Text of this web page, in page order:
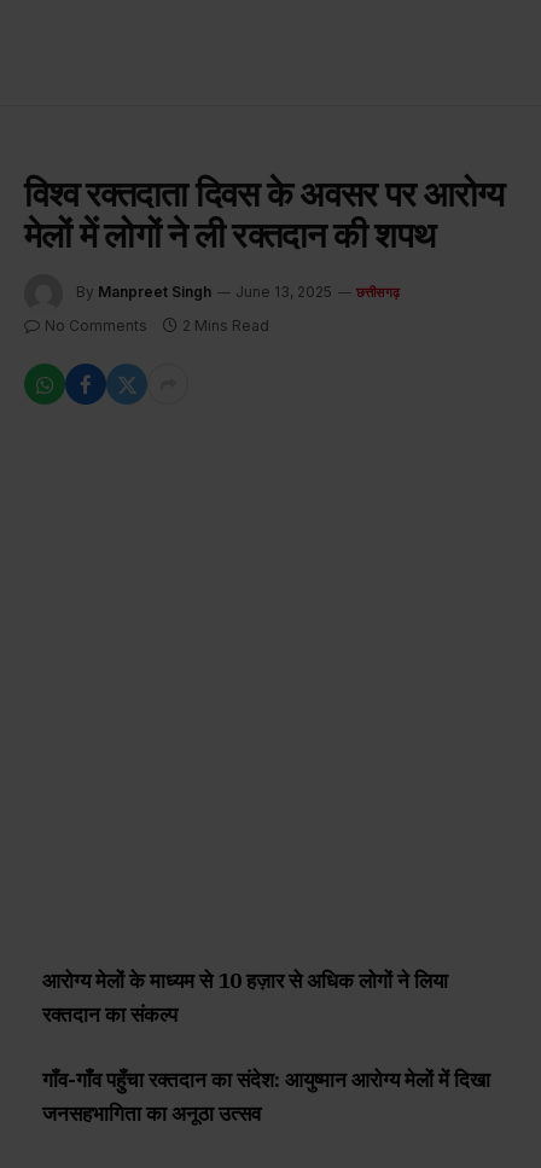
विश्व रक्तदाता दिवस के अवसर पर आरोग्य
मेलों में लोगों ने ली रक्तदान की शपथ
By Manpreet Singh June 13, 2025 छत्तीसगढ़
No Comments 2 Mins Read
आरोग्य मेलों के माध्यम से 10 हज़ार से अधिक लोगों ने लिया
रक्तदान का संकल्प
गाँव-गाँव पहुँचा रक्तदान का संदेश: आयुष्मान आरोग्य मेलों में दिखा
जनसहभागिता का अनूठा उत्सव